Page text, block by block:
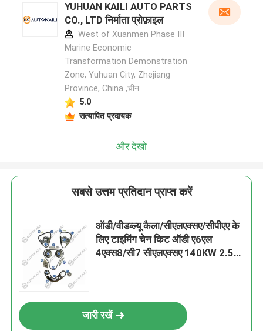
YUHUAN KAILI AUTO PARTS
CO., LTD निर्माता प्रोफ़ाइल
West of Xuanmen Phase III
Marine Economic
Transformation Demonstration
Zone, Yuhuan City, Zhejiang
Province, China ,चीन
5.0
सत्यापित प्रदायक
और देखो
सबसे उत्तम प्रतिदान प्राप्त करें
ऑडी/वीडब्ल्यू कैला/सीएलएक्सए/सीपीएए के
लिए टाइमिंग चेन किट ऑडी ए6एल
4एक्स8/सी7 सीएलएक्सए 140KW 2.5L
जारी रखें